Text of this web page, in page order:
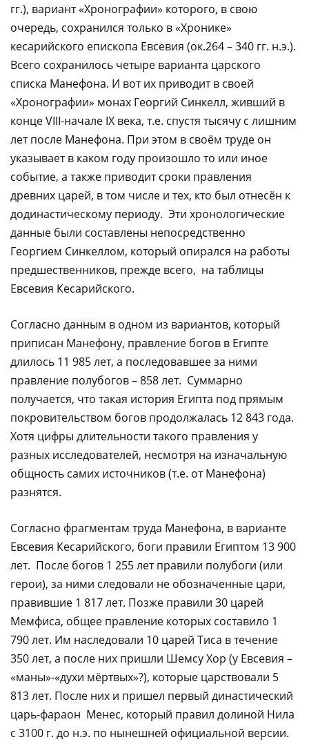
гг.), вариант «Хронографии» которого, в свою
очередь, сохранился только в «Хронике»
кесарийского епископа Евсевия (ок.264 – 340 гг. н.э.).
Всего сохранилось четыре варианта царского
списка Манефона. И вот их приводит в своей
«Хронографии» монах Георгий Синкелл, живший в
конце VIII-начале IX века, т.е. спустя тысячу с лишним
лет после Манефона. При этом в своём труде он
указывает в каком году произошло то или иное
событие, а также приводит сроки правления
древних царей, в том числе и тех, кто был отнесён к
додинастическому периоду. Эти хронологические
данные были составлены непосредственно
Георгием Синкеллом, который опирался на работы
предшественников, прежде всего, на таблицы
Евсевия Кесарийского.
Согласно данным в одном из вариантов, который
приписан Манефону, правление богов в Египте
длилось 11 985 лет, а последовавшее за ними
правление полубогов – 858 лет. Суммарно
получается, что такая история Египта под прямым
покровительством богов продолжалась 12 843 года.
Хотя цифры длительности такого правления у
разных исследователей, несмотря на изначальную
общность самих источников (т.е. от Манефона)
разнятся.
Согласно фрагментам труда Манефона, в варианте
Евсевия Кесарийского, боги правили Египтом 13 900
лет. После богов 1 255 лет правили полубоги (или
герои), за ними следовали не обозначенные цари,
правившие 1 817 лет. Позже правили 30 царей
Мемфиса, общее правление которых составило 1
790 лет. Им наследовали 10 царей Тиса в течение
350 лет, а после них пришли Шемсу Хор (у Евсевия –
«маны»-«духи мёртвых»?), которые царствовали 5
813 лет. После них и пришел первый династический
царь-фараон Менес, который правил долиной Нила
с 3100 г. до н.э. по нынешней официальной версии.